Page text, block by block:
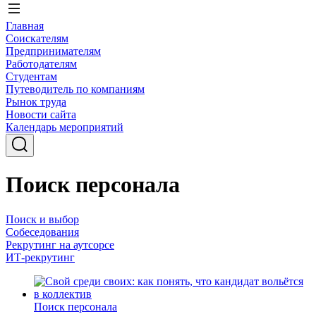
Главная
Соискателям
Предпринимателям
Работодателям
Студентам
Путеводитель по компаниям
Рынок труда
Новости сайта
Календарь мероприятий
Поиск персонала
Поиск и выбор
Собеседования
Рекрутинг на аутсорсе
ИТ-рекрутинг
Поиск персонала